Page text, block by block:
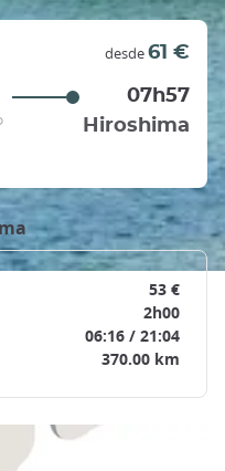
desde61 €
07h57
Hiroshima
53 €
2h00
06:16 / 21:04
370.00 km